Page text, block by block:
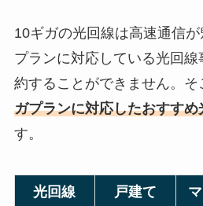
10ギガの光回線は高速通信
プランに対応している光回
約することができません。そ
ガプランに対応したおすすめ
す。
光回線 戸建て